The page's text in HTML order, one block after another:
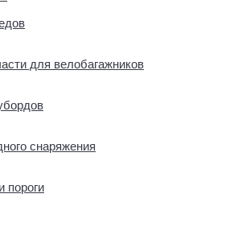
для велобагажников
снаряжения
пороги